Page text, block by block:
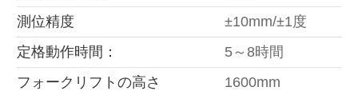
測位精度
±10mm/±1度
定格動作時間：
5～8時間
フォークリフトの高さ
1600mm